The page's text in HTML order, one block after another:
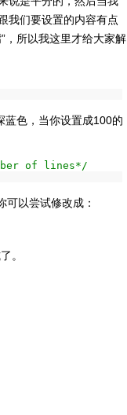
我们要设置的内容有点
，所以我这里才给大家解
of lines*/
以尝试修改成：
。